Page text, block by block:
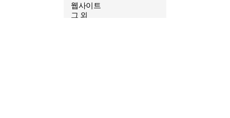
웹사이트
그 외